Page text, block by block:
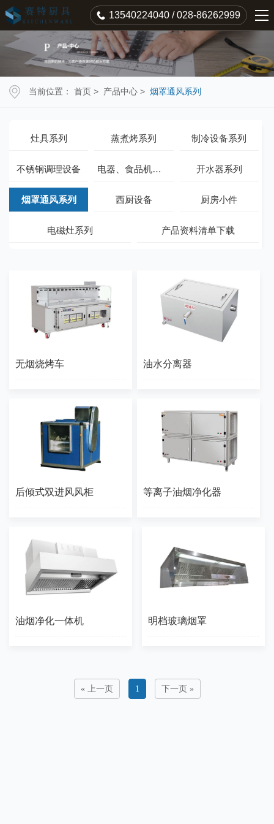
13540224040 / 028-86262999
当前位置： 首页 > 产品中心 > 烟罩通风系列
灶具系列 蒸煮烤系列 制冷设备系列
不锈钢调理设备 电器、食品机械系列 开水器系列
烟罩通风系列 西厨设备 厨房小件
电磁灶系列 产品资料清单下载
无烟烧烤车 油水分离器
后倾式双进风风柜 等离子油烟净化器
油烟净化一体机 明档玻璃烟罩
« 上一页 1 下一页 »